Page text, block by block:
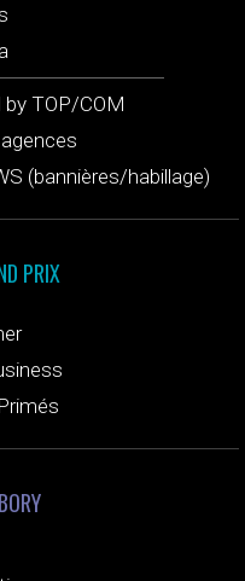
by TOP/COM
(bannières/habillage)
PRIX